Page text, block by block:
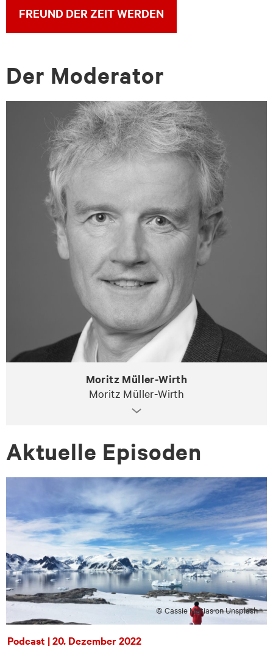
FREUND DER ZEIT WERDEN
Der Mo­dera­tor
Moritz Müller-Wirth
Moritz Müller-Wirth
Ak­tu­el­le Epi­so­den
© Cassie Matias on Unsplash
Podcast | 20. Dezember 2022